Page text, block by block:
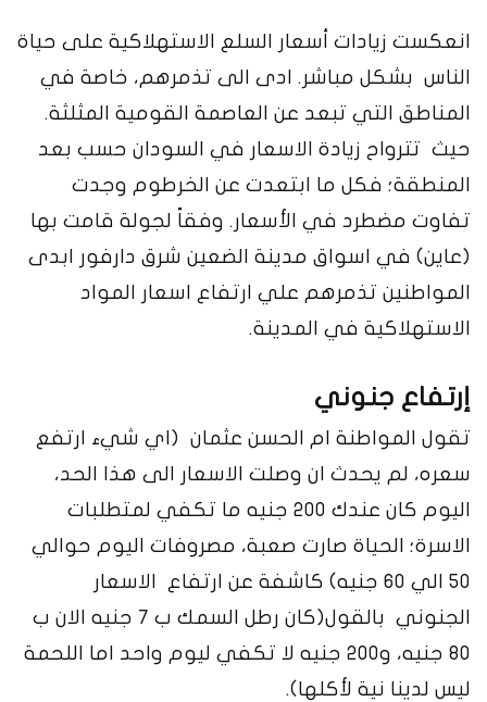
انعكست زيادات أسعار السلع الاستهلاكية على حياة
الناس بشكل مباشر. ادى الى تذمرهم، خاصة في
المناطق التي تبعد عن العاصمة القومية المثلثة.
حيث تترواح زيادة الاسعار في السودان حسب بعد
المنطقة؛ فكل ما ابتعدت عن الخرطوم وجدت
تفاوت مضطرد في الأسعار. وفقاً لجولة قامت بها
(عاين) في اسواق مدينة الضعين شرق دارفور ابدى
المواطنين تذمرهم علي ارتفاع اسعار المواد
الاستهلاكية في المدينة.
إرتفاع جنوني
تقول المواطنة ام الحسن عثمان (اي شيء ارتفع
سعره، لم يحدث ان وصلت الاسعار الى هذا الحد،
اليوم كان عندك 200 جنيه ما تكفي لمتطلبات
الاسرة؛ الحياة صارت صعبة، مصروفات اليوم حوالي
50 الي 60 جنيه) كاشفة عن ارتفاع الاسعار
الجنوني بالقول
(كان رطل السمك ب 7 جنيه الان ب
80 جنيه، و200 جنيه لا تكفي ليوم واحد اما اللحمة
ليس لدينا نية لأكلها).